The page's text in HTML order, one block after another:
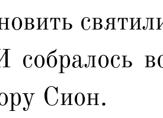
собралось
Сион.